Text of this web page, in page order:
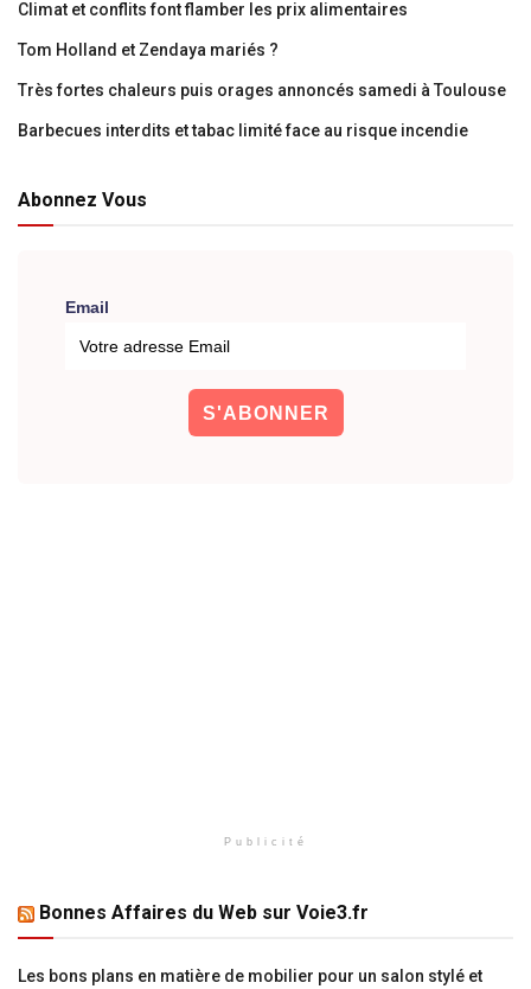
Climat et conflits font flamber les prix alimentaires
Tom Holland et Zendaya mariés ?
Très fortes chaleurs puis orages annoncés samedi à Toulouse
Barbecues interdits et tabac limité face au risque incendie
Abonnez Vous
Email
Publicité
Bonnes Affaires du Web sur Voie3.fr
Les bons plans en matière de mobilier pour un salon stylé et